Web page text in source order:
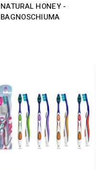
NATURAL HONEY -
BAGNOSCHIUMA